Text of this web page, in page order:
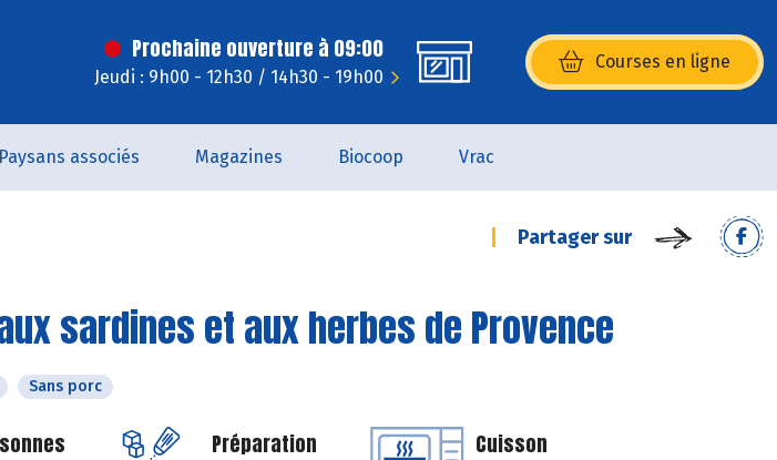
Prochaine ouverture à 09:00
Jeudi : 9h00 - 12h30 / 14h30 - 19h00
Courses en ligne
(s’ouvre dans une nouvelle
Paysans associés Magazines Biocoop Vrac
Partager sur
sardines et aux herbes de Provence
Sans porc
Préparation Cuisson